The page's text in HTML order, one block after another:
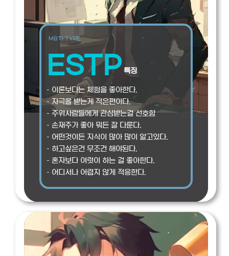
MBTI TYPE
ESTP 특징
– 이론보다는 체험을 좋아한다.
– 자극을 받는게 적은편이다.
– 주위사람들에게 관심받는걸 선호함
– 손재주가 좋아 뭐든 잘 다룬다.
– 어떤것이든 지식이 많아 많이 알고있다.
– 하고싶은건 무조건 해야된다.
– 혼자보다 여럿이 하는 걸 좋아한다.
– 어디서나 어렵지 않게 적응한다.